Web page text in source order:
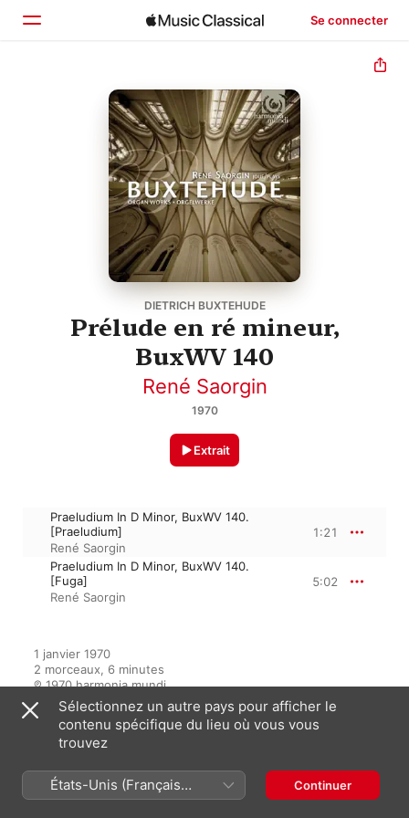
Se connecter
Accueil
Parcourir
Rechercher
DIETRICH BUXTEHUDE
Prélude en ré mineur,
BuxWV 140
René Saorgin
1970
Extrait
Praeludium In D Minor, BuxWV 140.
[Praeludium]
René Saorgin
1:21
Praeludium In D Minor, BuxWV 140.
[Fuga]
René Saorgin
5:02
1 janvier 1970
2 morceaux, 6 minutes
℗ 1970 harmonia mundi
Sélectionnez un autre pays pour afficher le
contenu spécifique du lieu où vous vous
trouvez
États-Unis (Français
France)
Continuer